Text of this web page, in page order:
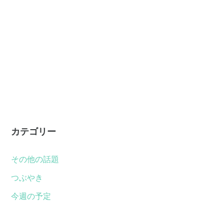
カテゴリー
その他の話題
つぶやき
今週の予定